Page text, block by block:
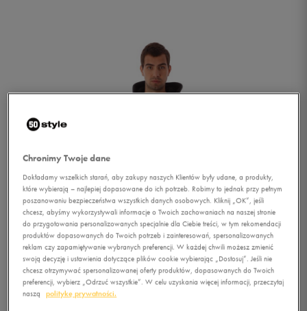
Chronimy Twoje dane
Dokładamy wszelkich starań, aby zakupy naszych Klientów były udane, a produkty,
które wybierają – najlepiej dopasowane do ich potrzeb. Robimy to jednak przy pełnym
poszanowaniu bezpieczeństwa wszystkich danych osobowych. Kliknij „OK”, jeśli
chcesz, abyśmy wykorzystywali informacje o Twoich zachowaniach na naszej stronie
do przygotowania personalizowanych specjalnie dla Ciebie treści, w tym rekomendacji
produktów dopasowanych do Twoich potrzeb i zainteresowań, spersonalizowanych
reklam czy zapamiętywanie wybranych preferencji. W każdej chwili możesz zmienić
swoją decyzję i ustawienia dotyczące plików cookie wybierając „Dostosuj”. Jeśli nie
chcesz otrzymywać spersonalizowanej oferty produktów, dopasowanych do Twoich
preferencji, wybierz „Odrzuć wszystkie”. W celu uzyskania więcej informacji, przeczytaj
naszą
politykę prywatności.